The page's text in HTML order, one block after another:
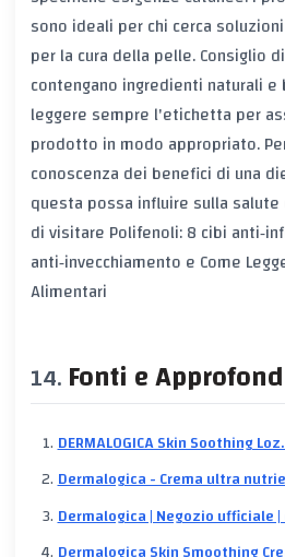
sono ideali per chi cerca
per la cura della pelle. Consiglio
contengano ingredienti naturali
leggere sempre l'etichetta per
prodotto in modo appropriato.
conoscenza dei benefici di una
questa possa influire sulla
di visitare Polifenoli: 8 cibi
anti‑invecchiamento e Come
Alimentari
Fonti e
DERMALOGICA Skin Soothing
Dermalogica - Crema ultra
Dermalogica | Negozio ufficiale